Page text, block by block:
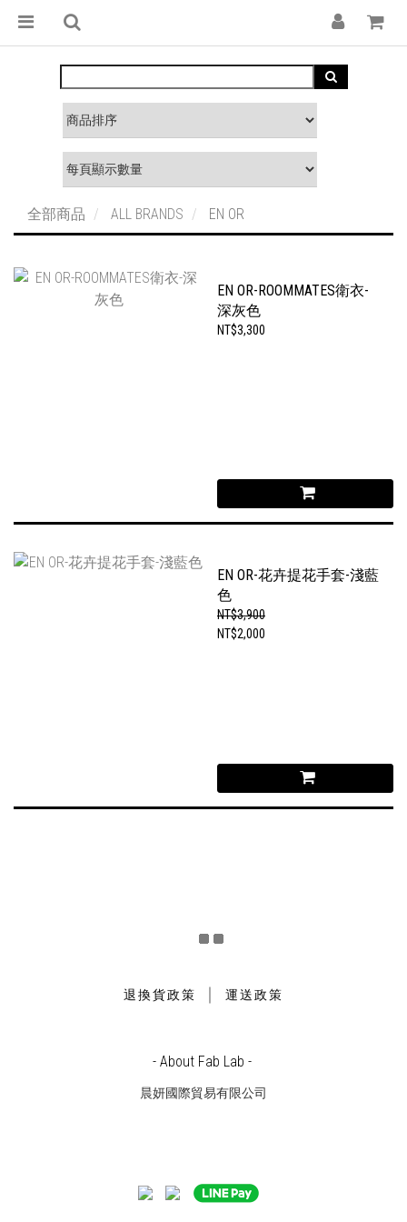
全部商品 ALL BRANDS EN OR
EN OR-ROOMMATES衛衣-
深灰色
NT$3,300
EN OR-花卉提花手套-淺藍
色
NT$3,900
NT$2,000
退換貨政策 ｜ 運送政策
- About Fab Lab -
晨妍國際貿易有限公司